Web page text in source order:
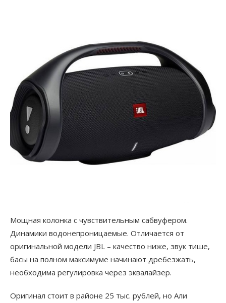
Мощная колонка с чувствительным сабвуфером.
Динамики водонепроницаемые. Отличается от
оригинальной модели JBL – качество ниже, звук тише,
басы на полном максимуме начинают дребезжать,
необходима регулировка через эквалайзер.
Оригинал стоит в районе 25 тыс. рублей, но Али